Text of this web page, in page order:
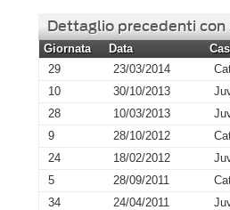
Dettaglio precedenti con
Giornata Data
29
23/03/2014
10
30/10/2013
28
10/03/2013
9
28/10/2012
24
18/02/2012
5
28/09/2011
34
24/04/2011